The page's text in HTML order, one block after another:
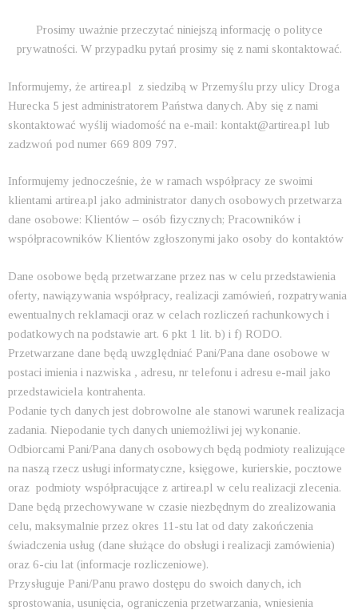
Prosimy uważnie przeczytać niniejszą informację o polityce
prywatności. W przypadku pytań prosimy się z nami skontaktować.
Informujemy, że artirea.pl z siedzibą w Przemyślu przy ulicy Droga
Hurecka 5 jest administratorem Państwa danych. Aby się z nami
skontaktować wyślij wiadomość na e-mail: kontakt@artirea.pl lub
zadzwoń pod numer 669 809 797.
Informujemy jednocześnie, że w ramach współpracy ze swoimi
klientami artirea.pl jako administrator danych osobowych przetwarza
dane osobowe: Klientów – osób fizycznych; Pracowników i
współpracowników Klientów zgłoszonymi jako osoby do kontaktów
Dane osobowe będą przetwarzane przez nas w celu przedstawienia
oferty, nawiązywania współpracy, realizacji zamówień, rozpatrywania
ewentualnych reklamacji oraz w celach rozliczeń rachunkowych i
podatkowych na podstawie art. 6 pkt 1 lit. b) i f) RODO.
Przetwarzane dane będą uwzględniać Pani/Pana dane osobowe w
postaci imienia i nazwiska , adresu, nr telefonu i adresu e-mail jako
przedstawiciela kontrahenta.
Podanie tych danych jest dobrowolne ale stanowi warunek realizacja
zadania. Niepodanie tych danych uniemożliwi jej wykonanie.
Odbiorcami Pani/Pana danych osobowych będą podmioty realizujące
na naszą rzecz usługi informatyczne, księgowe, kurierskie, pocztowe
oraz podmioty współpracujące z artirea.pl w celu realizacji zlecenia.
Dane będą przechowywane w czasie niezbędnym do zrealizowania
celu, maksymalnie przez okres 11-stu lat od daty zakończenia
świadczenia usług (dane służące do obsługi i realizacji zamówienia)
oraz 6-ciu lat (informacje rozliczeniowe).
Przysługuje Pani/Panu prawo dostępu do swoich danych, ich
sprostowania, usunięcia, ograniczenia przetwarzania, wniesienia